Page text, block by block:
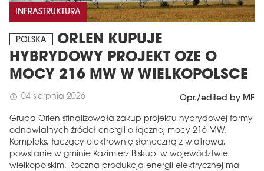
INFRASTRUKTURA
POLSKA
ORLEN KUPUJE
HYBRYDOWY PROJEKT OZE O
MOCY 216 MW W WIELKOPOLSCE
schedule 04 sierpnia 2026 Opr./edited by MF
Grupa Orlen sfinalizowała zakup projektu hybrydowej farmy
odnawialnych źródeł energii o łącznej mocy 216 MW.
Kompleks, łączący elektrownię słoneczną z wiatrową,
powstanie w gminie Kazimierz Biskupi w województwie
wielkopolskim. Roczna produkcja energii elektrycznej ma